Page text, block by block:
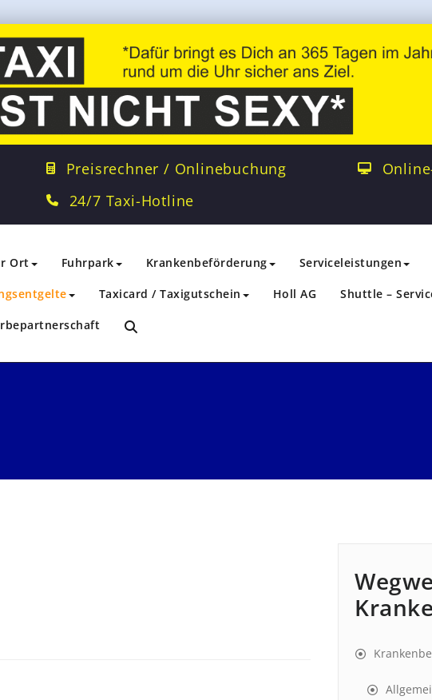
Preisrechner / Onlinebuchung
24/7 Taxi-Hotline
Ort Fuhrpark Krankenbeförderung Serviceleistungen
Taxicard / Taxigutschein Holl AG Shuttle –